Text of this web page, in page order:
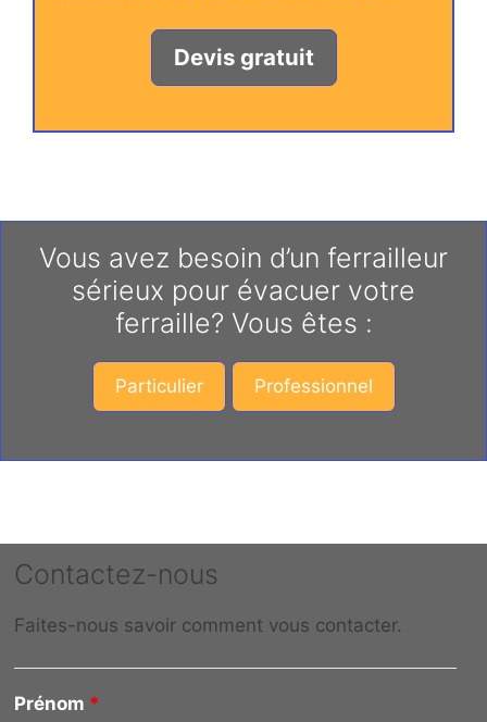
Devis gratuit
Vous avez besoin d’un ferrailleur
sérieux pour évacuer votre
ferraille? Vous êtes :
Particulier Professionnel
Contactez-nous
Faites-nous savoir comment vous contacter.
Prénom *